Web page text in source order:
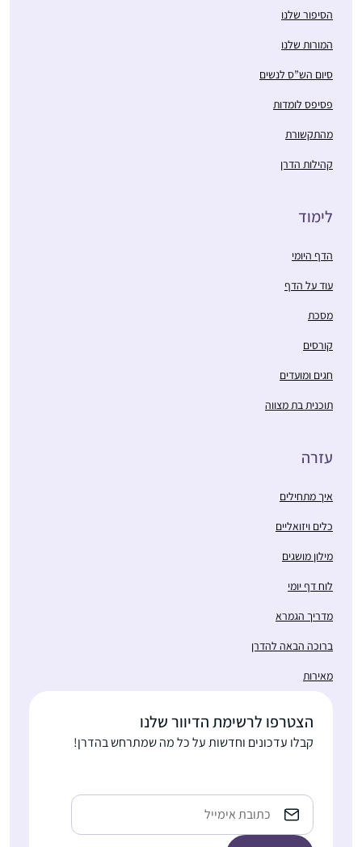
הסיפור שלנו
המורות שלנו
סיום הש”ס לנשים
פסיפס לומדות
מהתקשורת
קהילות הדרן
לימוד
הדף היומי
עוד על הדף
מסכת
קורסים
חגים ומועדים
תוכנית בת מצווה
עזרה
איך מתחילים
כלים ויזואליים
מילון מושגים
לוח דף יומי
מדריך הגמרא
ברוכה הבאה להדרן
מאירות
הצטרפו לרשימת הדיוור שלנו
קבלו עדכונים וחדשות על כל מה שמתרחש בהדרן!
Email